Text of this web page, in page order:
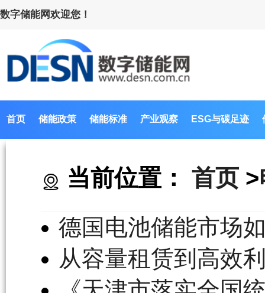
数字储能网欢迎您！
首页 储能政策 储能标准 产业观察 ESG与碳足迹
当前位置： 首页 >
德国电池储能市场
从容量租赁到高效